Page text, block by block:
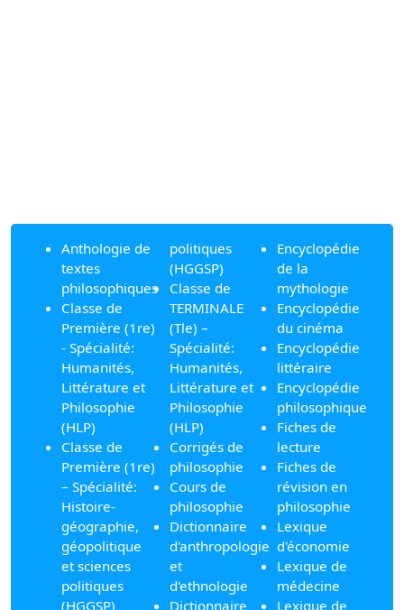
Anthologie de
textes
philosophiques
Classe de
Première (1re)
- Spécialité:
Humanités,
Littérature et
Philosophie
(HLP)
Classe de
Première (1re)
– Spécialité:
Histoire-
géographie,
géopolitique
et sciences
politiques
(HGGSP)
politiques
(HGGSP)
Classe de
TERMINALE
(Tle) –
Spécialité:
Humanités,
Littérature et
Philosophie
(HLP)
Corrigés de
philosophie
Cours de
philosophie
Dictionnaire
d'anthropologie
et
d'ethnologie
Dictionnaire
Encyclopédie
de la
mythologie
Encyclopédie
du cinéma
Encyclopédie
littéraire
Encyclopédie
philosophique
Fiches de
lecture
Fiches de
révision en
philosophie
Lexique
d'économie
Lexique de
médecine
Lexique de